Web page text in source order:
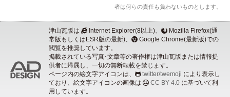
者は何らの責任も負わないものとします。
津山瓦版は Internet Explorer(8以上)、
Mozilla Firefox(通
常版もしくはESR版の最新)、
Google Chrome(最新版)での
閲覧を推奨しています。
掲載されている写真･文章等の著作権は津山瓦版または情報提
供者に帰属し、一切の無断転載を禁じます。
ページ内の絵文字アイコンは、
twitter/twemoji により表示し
ており、絵文字アイコンの画像は
CC BY 4.0 に基づいて利
用しています。